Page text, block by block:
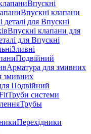
Впускні
Впускні клапани
деталі для Впускні
Впускні клапани для
для Впускні
Зливні
Подвійний
Арматура для змивних
змивних
Подвійний
Труби системи
Трубы
Перехідники